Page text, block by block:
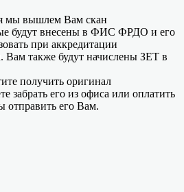
мы вышлем Вам скан
будут внесены в ФИС ФРДО и его
при аккредитации
Вам также будут начислены ЗЕТ в
получить оригинал
забрать его из офиса или оплатить
отправить его Вам.